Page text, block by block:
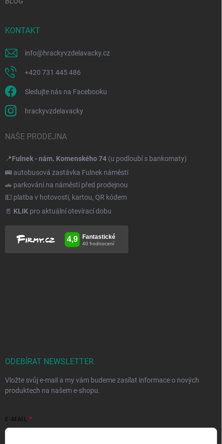
KONTAKT
info@hrackyvzdelavacky.cz
+420 731 445 486
Sledujte nás na Facebooku
hrackyvzdelavacky
NAŠE PRODEJNA
📍Fulnek - nám. Komenského 74 (u podloubí s bankomaty)
🚌 autobusová zastávka Fulnek náměstí
🚗 parkování na náměstí před prodejnou
💵 platba v hotovosti, kartou, QR kódem
🚪 KLIK pro aktuální otevírací dobu
ODEBÍRAT NEWSLETTER
Vložte svůj e-mail a my vám budeme zasílat informace o nových
produktech na našem e-shopu.
E-MAIL